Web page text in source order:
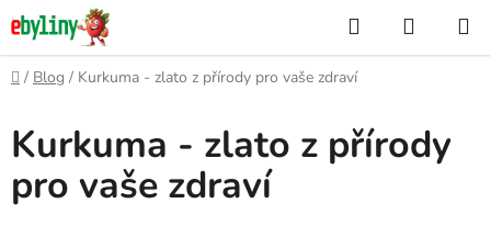
Přejít
na
obsah
Hledat
KOŠÍK
Domů
/ Blog / Kurkuma - zlato z přírody pro vaše zdraví
Kurkuma - zlato z přírody
pro vaše zdraví